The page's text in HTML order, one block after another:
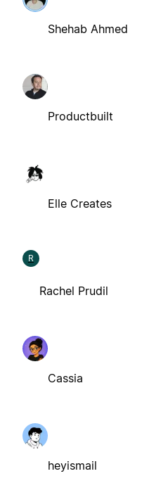
Shehab Ahmed
Productbuilt
Elle Creates
R
Rachel Prudil
Cassia
heyismail